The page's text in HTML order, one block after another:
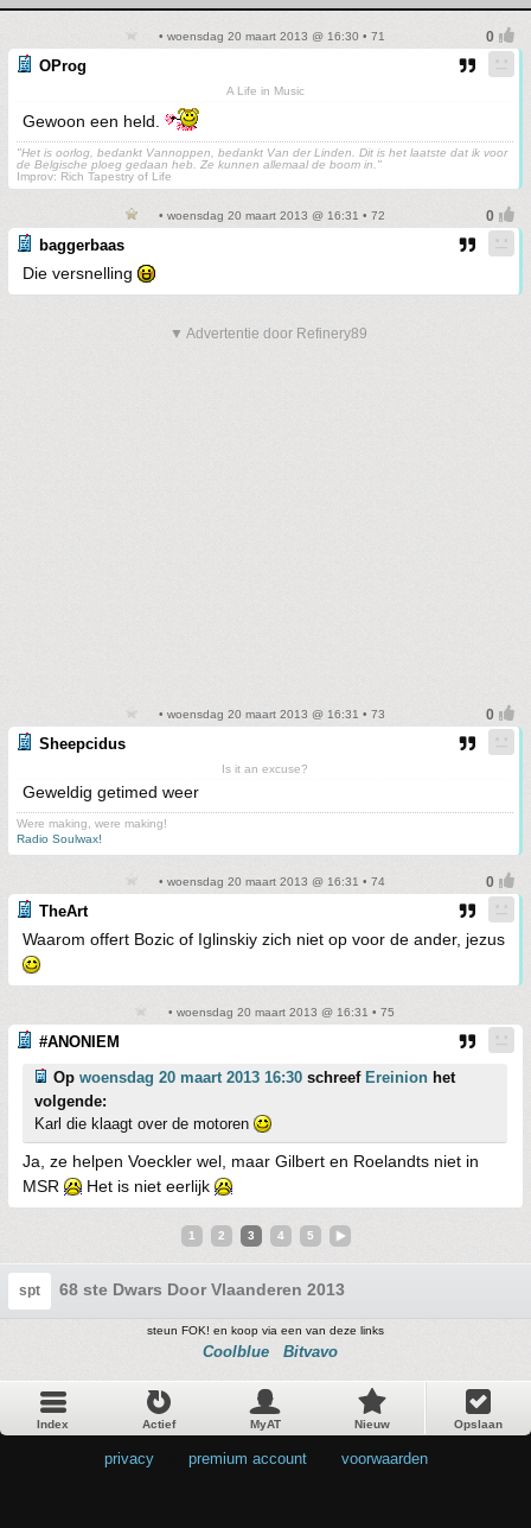
• woensdag 20 maart 2013 @ 16:30 • 71
OProg
A Life in Music
Gewoon een held.
"Het is oorlog, bedankt Vannoppen, bedankt Van der Linden. Dit is het laatste dat ik voor
de Belgische ploeg gedaan heb. Ze kunnen allemaal de boom in."
Improv: Rich Tapestry of Life
• woensdag 20 maart 2013 @ 16:31 • 72
baggerbaas
Die versnelling
▼ Advertentie door Refinery89
• woensdag 20 maart 2013 @ 16:31 • 73
Sheepcidus
Is it an excuse?
Geweldig getimed weer
Were making, were making!
Radio Soulwax!
• woensdag 20 maart 2013 @ 16:31 • 74
TheArt
Waarom offert Bozic of Iglinskiy zich niet op voor de ander, jezus
• woensdag 20 maart 2013 @ 16:31 • 75
#ANONIEM
Op woensdag 20 maart 2013 16:30 schreef Ereinion het
volgende:
Karl die klaagt over de motoren
Ja, ze helpen Voeckler wel, maar Gilbert en Roelandts niet in
MSR
Het is niet eerlijk
1 2 3 4 5
spt 68 ste Dwars Door Vlaanderen 2013
steun FOK! en koop via een van deze links
Coolblue Bitvavo
Index Actief MyAT Nieuw Opslaan
privacy premium account voorwaarden